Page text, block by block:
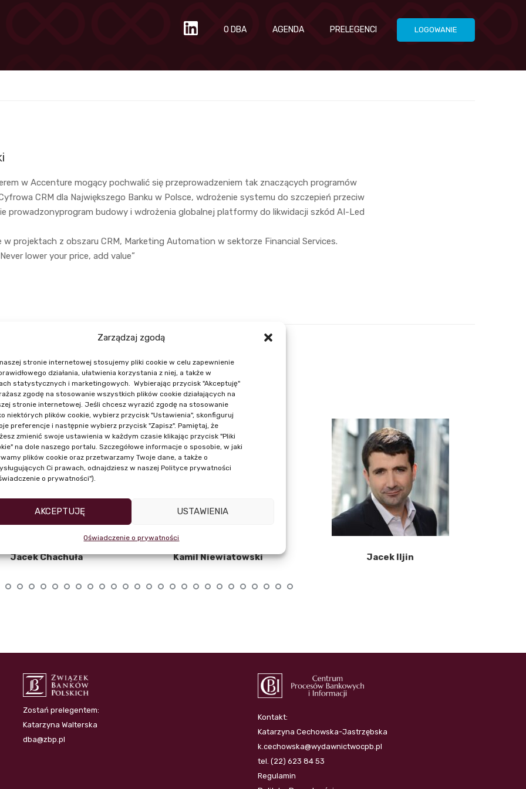
Zarządzaj zgodą
stronie internetowej stosujemy pliki cookie w celu zapewnienie
działania, ułatwienia korzystania z niej, a także w
statystycznych i marketingowych. Wybierając przycisk "Akceptuję"
zgodę na stosowanie wszystkich plików cookie działających na
stronie internetowej. Jeśli chcesz wyrazić zgodę na stosowanie
niektórych plików cookie, wybierz przycisk "Ustawienia", skonfiguruj
preferencje i następnie wybierz przycisk "Zapisz". Pamiętaj, że
zmienić swoje ustawienia w każdym czasie klikając przycisk "Pliki
na dole naszego portalu. Szczegółowe informacje o sposobie, w jaki
plików cookie oraz przetwarzamy Twoje dane, a także o
Ci prawach, odnajdziesz w naszej Polityce prywatności
o prywatności").
AKCEPTUJĘ USTAWIENIA
Oświadczenie o prywatności
O DBA AGENDA PRELEGENCI LOGOWANIE
w Accenture mogący pochwalić się przeprowadzeniem tak znaczących programów
CRM dla Największego Banku w Polsce, wdrożenie systemu do szczepień przeciw
prowadzonyprogram budowy i wdrożenia globalnej platformy do likwidacji szkód AI-Led
w projektach z obszaru CRM, Marketing Automation w sektorze Financial Services.
lower your price, add value”
NASI PRELEGENCI
Jacek Chachuła Kamil Niewiatowski Jacek Iljin
Zostań prelegentem:
Katarzyna Walterska
dba@zbp.pl
Kontakt:
Katarzyna Cechowska-Jastrzębska
k.cechowska@wydawnictwocpb.pl
tel. (22) 623 84 53
Regulamin